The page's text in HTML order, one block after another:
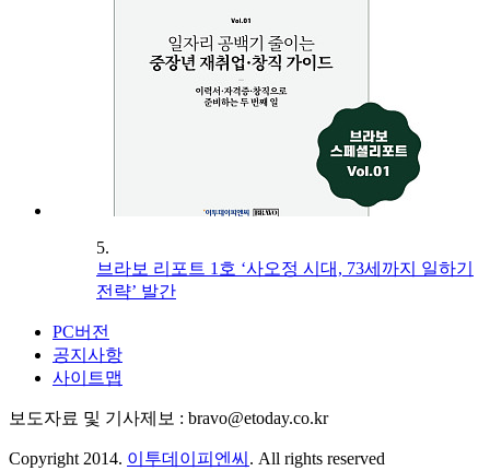
5.
브라보 리포트 1호 ‘사오정 시대, 73세까지 일하기
전략’ 발간
PC버전
공지사항
사이트맵
보도자료 및 기사제보 : bravo@etoday.co.kr
Copyright 2014. 이투데이피엔씨 . All rights reserved